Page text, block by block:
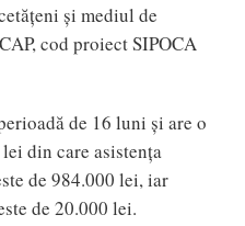
și mediul de
cod proiect SIPOCA
de 16 luni și are o
din care asistența
de 984.000 lei, iar
de 20.000 lei.